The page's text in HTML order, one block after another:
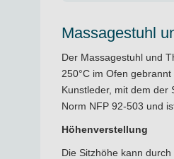
Massagestuhl
Der Massagestuhl und
250°C im Ofen
Kunstleder, mit dem der
Norm NFP 92-503 und
Höhenverstellung
Die Sitzhöhe kann